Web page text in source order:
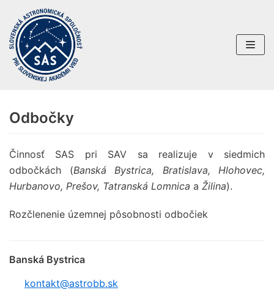
Preskočiť
na
obsah
Odbočky
Činnosť SAS pri SAV sa realizuje v siedmich
odbočkách (Banská Bystrica, Bratislava, Hlohovec,
Hurbanovo, Prešov, Tatranská Lomnica a Žilina).
Rozčlenenie územnej pôsobnosti odbočiek
Banská Bystrica
kontakt@astrobb.sk